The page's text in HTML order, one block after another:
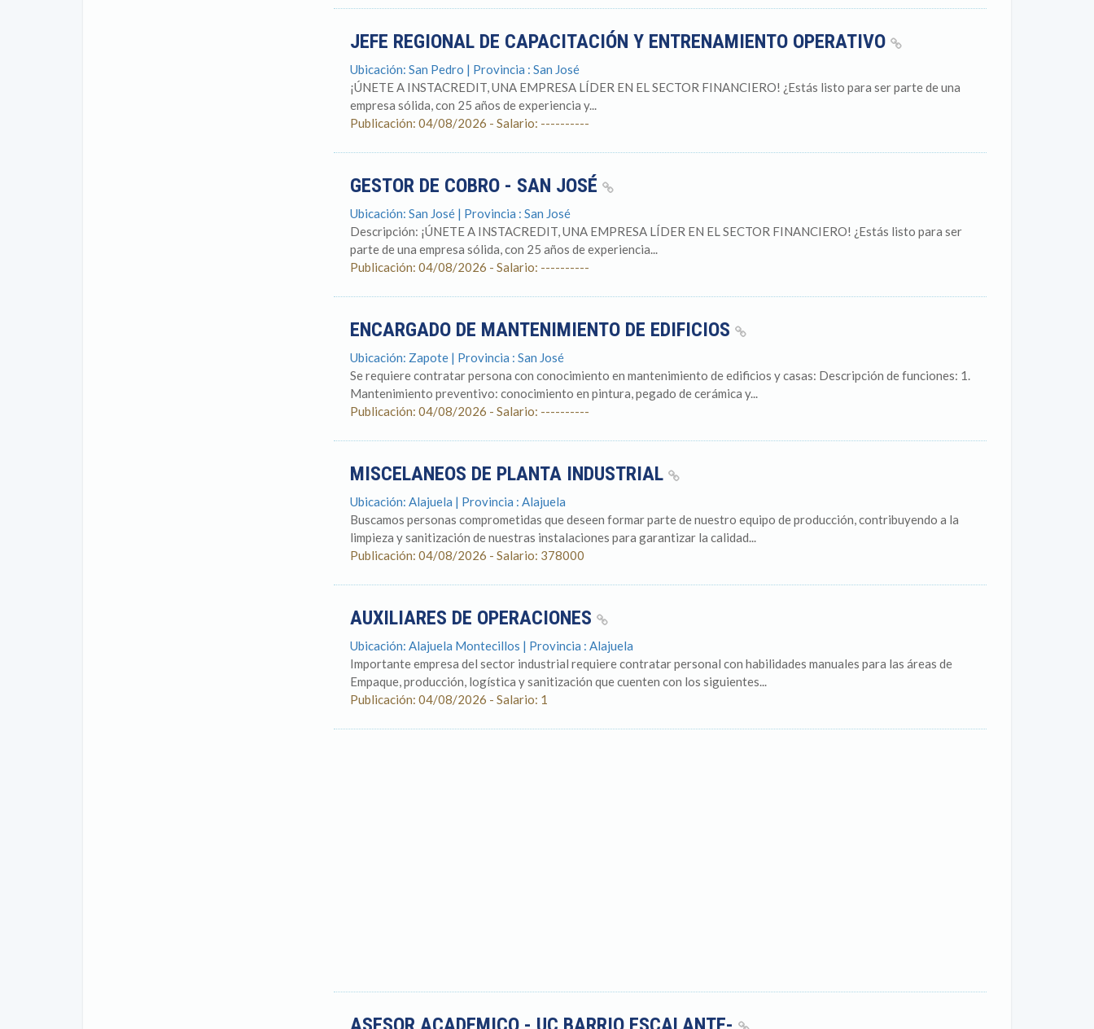
JEFE REGIONAL DE CAPACITACIÓN Y ENTRENAMIENTO OPERATIVO
Ubicación: San Pedro | Provincia : San José
¡ÚNETE A INSTACREDIT, UNA EMPRESA LÍDER EN EL SECTOR FINANCIERO! ¿Estás listo para ser parte de una
empresa sólida, con 25 años de experiencia y...
Publicación: 04/08/2026 - Salario: ----------
GESTOR DE COBRO - SAN JOSÉ
Ubicación: San José | Provincia : San José
Descripción: ¡ÚNETE A INSTACREDIT, UNA EMPRESA LÍDER EN EL SECTOR FINANCIERO! ¿Estás listo para ser
parte de una empresa sólida, con 25 años de experiencia...
Publicación: 04/08/2026 - Salario: ----------
ENCARGADO DE MANTENIMIENTO DE EDIFICIOS
Ubicación: Zapote | Provincia : San José
Se requiere contratar persona con conocimiento en mantenimiento de edificios y casas: Descripción de funciones: 1.
Mantenimiento preventivo: conocimiento en pintura, pegado de cerámica y...
Publicación: 04/08/2026 - Salario: ----------
MISCELANEOS DE PLANTA INDUSTRIAL
Ubicación: Alajuela | Provincia : Alajuela
Buscamos personas comprometidas que deseen formar parte de nuestro equipo de producción, contribuyendo a la
limpieza y sanitización de nuestras instalaciones para garantizar la calidad...
Publicación: 04/08/2026 - Salario: 378000
AUXILIARES DE OPERACIONES
Ubicación: Alajuela Montecillos | Provincia : Alajuela
Importante empresa del sector industrial requiere contratar personal con habilidades manuales para las áreas de
Empaque, producción, logística y sanitización que cuenten con los siguientes...
Publicación: 04/08/2026 - Salario: 1